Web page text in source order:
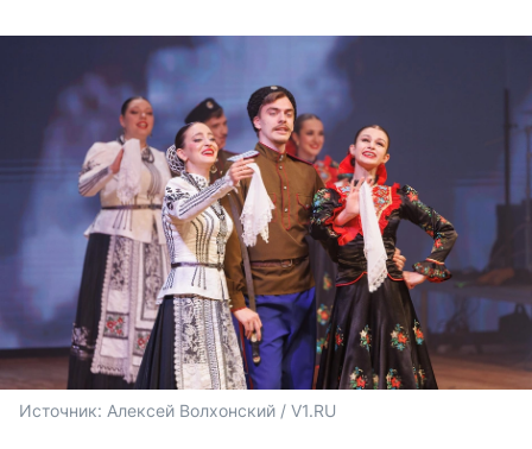
Источник: Алексей Волхонский / V1.RU